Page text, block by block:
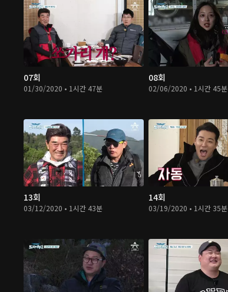
07회
01/30/2020 • 1시간 47분
08회
02/06/2020 • 1시간 45분
13회
03/12/2020 • 1시간 43분
14회
03/19/2020 • 1시간 35분